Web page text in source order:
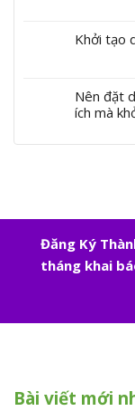
Khởi tạo
Nên đặt
ích mà
Đăng Ký
tháng khai
Bài viết mới